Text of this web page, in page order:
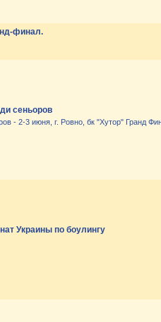
финал.
сеньоров
- 2-3 июня, г. Ровно, бк "Хутор" Гранд
Украины по боулингу